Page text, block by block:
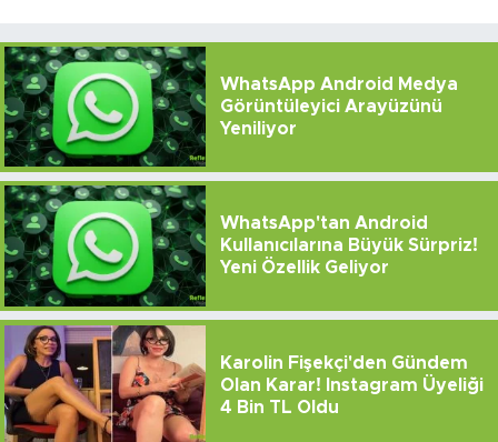
WhatsApp Android Medya
Görüntüleyici Arayüzünü
Yeniliyor
WhatsApp'tan Android
Kullanıcılarına Büyük Sürpriz!
Yeni Özellik Geliyor
Karolin Fişekçi'den Gündem
Olan Karar! Instagram Üyeliği
4 Bin TL Oldu